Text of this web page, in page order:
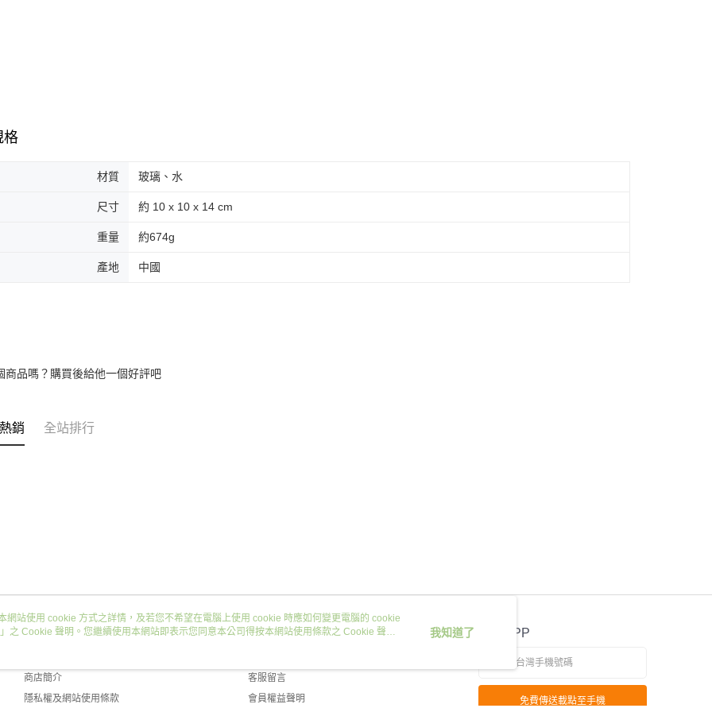
格
材質 玻璃、水
尺寸 約 10 x 10 x 14 cm
重量 約674g
產地 中國
商品嗎？購買後給他一個好評吧
銷 全站排行
關於我們
商店簡介
隱私權及網站使用條款
客服資訊
客服留言
會員權益聲明
官方APP
免費傳送載點至手機
網站使用 cookie 方式之詳情，及若您不希望在電腦上使用 cookie 時應如何變更電腦的 cookie
」之 Cookie 聲明。您繼續使用本網站即表示您同意本公司得按本網站使用條款之 Cookie 聲明
我知道了